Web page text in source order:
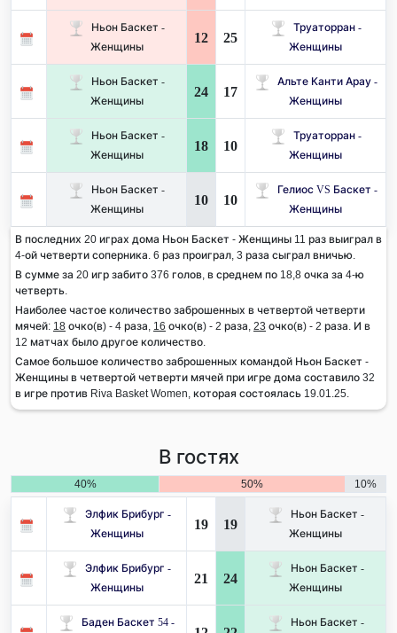
Ньон Баскет -
Женщины
12 25
Труаторран -
Женщины
Ньон Баскет -
Женщины
24 17
Альте Канти Арау -
Женщины
Ньон Баскет -
Женщины
18 10
Труаторран -
Женщины
Ньон Баскет -
Женщины
10 10
Гелиос VS Баскет -
Женщины
В последних 20 играх дома Ньон Баскет - Женщины 11 раз выиграл в
4-ой четверти соперника. 6 раз проиграл, 3 раза сыграл вничью.
В сумме за 20 игр забито 376 голов, в среднем по 18,8 очка за 4-ю
четверть.
Наиболее частое количество заброшенных в четвертой четверти
мячей: 18 очко(в) - 4 раза, 16 очко(в) - 2 раза, 23 очко(в) - 2 раза. И в
12 матчах было другое количество.
Самое большое количество заброшенных командой Ньон Баскет -
Женщины в четвертой четверти мячей при игре дома составило 32
в игре против Riva Basket Women, которая состоялась 19.01.25.
В гостях
40% 50% 10%
Элфик Брибург -
Женщины
19 19
Ньон Баскет -
Женщины
Элфик Брибург -
Женщины
21 24
Ньон Баскет -
Женщины
Баден Баскет 54 - Ньон Баскет -